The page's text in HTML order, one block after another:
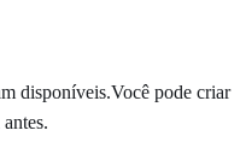
disponíveis.Você pode criar